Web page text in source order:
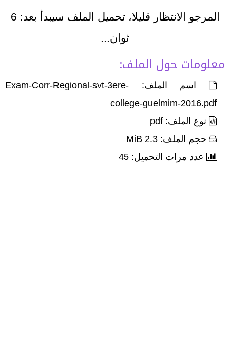
المرجو الانتظار قليلا، تحميل الملف سيبدأ بعد: 6
ثوان...
معلومات حول الملف:
اسم الملف: Exam-Corr-Regional-svt-3ere-
college-guelmim-2016.pdf
نوع الملف: pdf
حجم الملف: 2.3 MiB
عدد مرات التحميل: 45